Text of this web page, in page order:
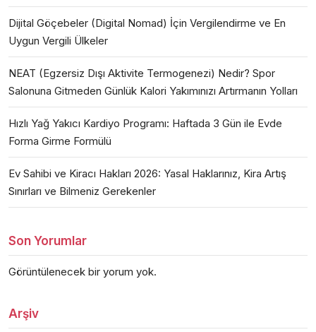
Dijital Göçebeler (Digital Nomad) İçin Vergilendirme ve En
Uygun Vergili Ülkeler
NEAT (Egzersiz Dışı Aktivite Termogenezi) Nedir? Spor
Salonuna Gitmeden Günlük Kalori Yakımınızı Artırmanın Yolları
Hızlı Yağ Yakıcı Kardiyo Programı: Haftada 3 Gün ile Evde
Forma Girme Formülü
Ev Sahibi ve Kiracı Hakları 2026: Yasal Haklarınız, Kira Artış
Sınırları ve Bilmeniz Gerekenler
Son Yorumlar
Görüntülenecek bir yorum yok.
Arşiv